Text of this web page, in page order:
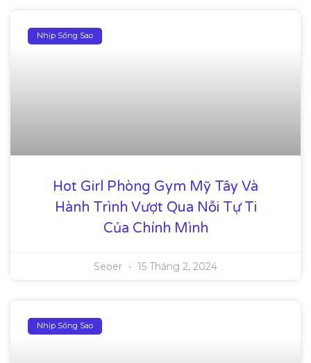
Nhịp Sống Sao
Hot Girl Phòng Gym Mỹ Tây Và
Hành Trình Vượt Qua Nỗi Tự Ti
Của Chính Mình
Seoer 15 Tháng 2, 2024
Nhịp Sống Sao